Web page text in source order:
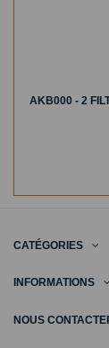
AKB000 - 2
CATÉGORIES
INFORMATIONS
NOUS